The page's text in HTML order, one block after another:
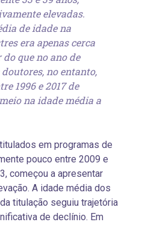
elevadas.
de idade na
era apenas cerca
do que no ano de
doutores, no entanto,
1996 e 2017 de
na idade média a
em programas de
pouco entre 2009 e
começou a apresentar
A idade média dos
titulação seguiu trajetória
de declínio. Em